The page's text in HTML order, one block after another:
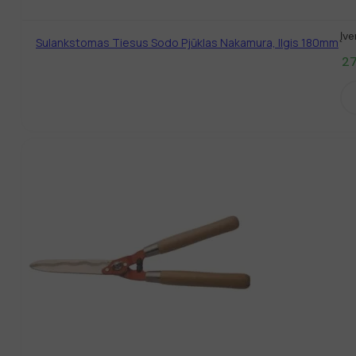
Sulankstomas Tiesus Sodo Pjūklas Nakamura, Ilgis 180mm